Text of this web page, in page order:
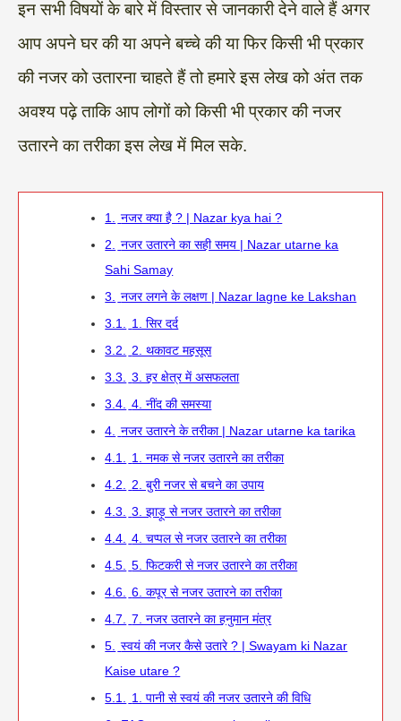
इन सभी विषयों के बारे में विस्तार से जानकारी देने वाले हैं अगर
आप अपने घर की या अपने बच्चे की या फिर किसी भी प्रकार
की नजर को उतारना चाहते हैं तो हमारे इस लेख को अंत तक
अवश्य पढ़े ताकि आप लोगों को किसी भी प्रकार की नजर
उतारने का तरीका इस लेख में मिल सके.
1.
नजर क्या है ? | Nazar kya hai ?
2.
नजर उतारने का सही समय | Nazar utarne ka
Sahi Samay
3.
नजर लगने के लक्षण | Nazar lagne ke Lakshan
3.1.
1. सिर दर्द
3.2.
2. थकावट महसूस
3.3.
3. हर क्षेत्र में असफलता
3.4.
4. नींद की समस्या
4.
नजर उतारने के तरीका | Nazar utarne ka tarika
4.1.
1. नमक से नजर उतारने का तरीका
4.2.
2. बुरी नजर से बचने का उपाय
4.3.
3. झाड़ू से नजर उतारने का तरीका
4.4.
4. चप्पल से नजर उतारने का तरीका
4.5.
5. फिटकरी से नजर उतारने का तरीका
4.6.
6. कपूर से नजर उतारने का तरीका
4.7.
7. नजर उतारने का हनुमान मंत्र
5.
स्वयं की नजर कैसे उतारे ? | Swayam ki Nazar
Kaise utare ?
5.1.
1. पानी से स्वयं की नजर उतारने की विधि